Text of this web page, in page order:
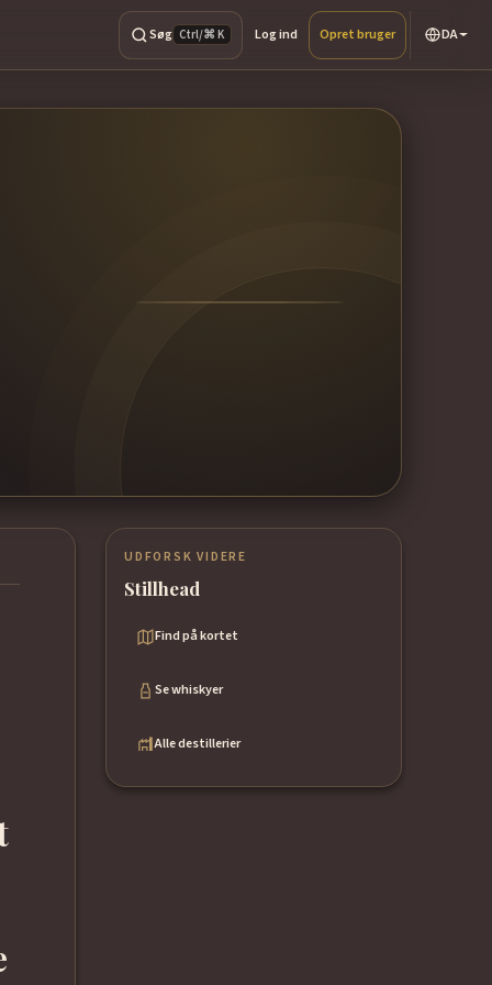
Søg Ctrl/⌘ K Log ind Opret bruger DA
UDFORSK VIDERE
Stillhead
Find på kortet
Se whiskyer
Alle destillerier